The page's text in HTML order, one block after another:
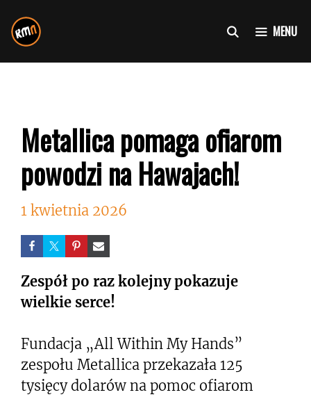
do
treści
MENU
Metallica pomaga ofiarom
powodzi na Hawajach!
1 kwietnia 2026
Zespół po raz kolejny pokazuje
wielkie serce!
Fundacja „All Within My Hands”
zespołu Metallica przekazała 125
tysięcy dolarów na pomoc ofiarom